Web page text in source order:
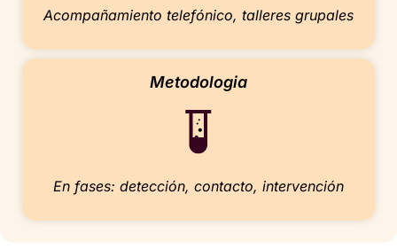
Acompañamiento telefónico, talleres grupales
Metodologia
En fases: detección, contacto, intervención